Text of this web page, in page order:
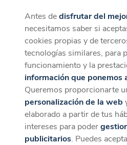
La mejor experiencia
Contenido
para 'Las
armas
Antes dedisfrutar del
necesitamos saber si
cookies propias y de
tecnologías similares, para
funcionamiento y la
información que ponemos
Queremos proporcionarte
personalización de la web
elaborado a partir de tus
intereses para poder
publicitarios. Puedes